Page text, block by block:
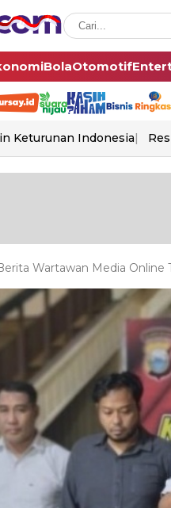
BolaOtomotif
Keturunan Indonesia
Wartawan Media Online